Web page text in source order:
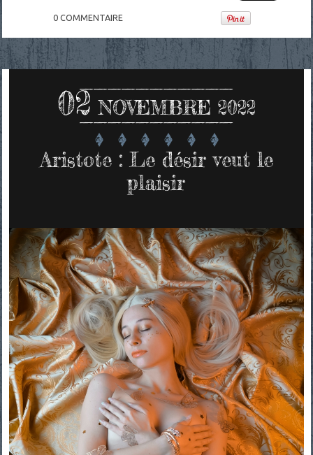
0 COMMENTAIRE
02 NOVEMBRE 2022
Aristote : Le désir veut le
plaisir